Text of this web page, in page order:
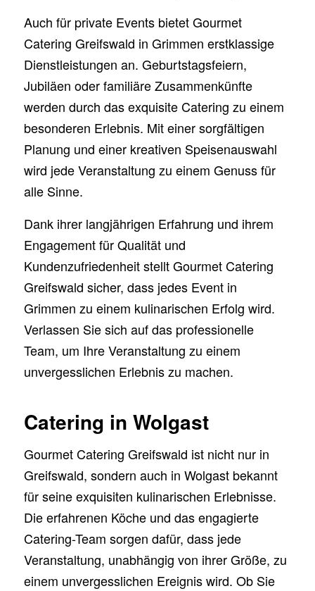
Auch für private Events bietet Gourmet
Catering Greifswald in Grimmen erstklassige
Dienstleistungen an. Geburtstagsfeiern,
Jubiläen oder familiäre Zusammenkünfte
werden durch das exquisite Catering zu einem
besonderen Erlebnis. Mit einer sorgfältigen
Planung und einer kreativen Speisenauswahl
wird jede Veranstaltung zu einem Genuss für
alle Sinne.
Dank ihrer langjährigen Erfahrung und ihrem
Engagement für Qualität und
Kundenzufriedenheit stellt Gourmet Catering
Greifswald sicher, dass jedes Event in
Grimmen zu einem kulinarischen Erfolg wird.
Verlassen Sie sich auf das professionelle
Team, um Ihre Veranstaltung zu einem
unvergesslichen Erlebnis zu machen.
Catering in Wolgast
Gourmet Catering Greifswald ist nicht nur in
Greifswald, sondern auch in Wolgast bekannt
für seine exquisiten kulinarischen Erlebnisse.
Die erfahrenen Köche und das engagierte
Catering-Team sorgen dafür, dass jede
Veranstaltung, unabhängig von ihrer Größe, zu
einem unvergesslichen Ereignis wird. Ob Sie